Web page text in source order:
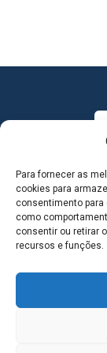
Para fornecer as
cookies para
consentimento
como
consentir ou retirar
recursos e funções.
MAPA DO SITE
SEDE DO